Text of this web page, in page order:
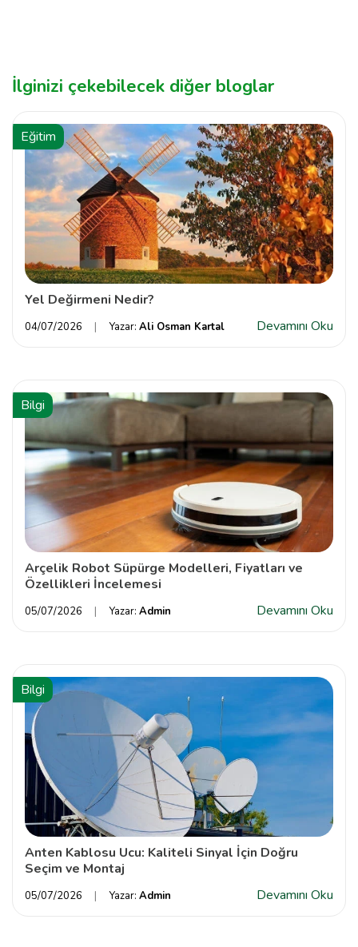
İlginizi çekebilecek diğer bloglar
Eğitim
Yel Değirmeni Nedir?
04/07/2026 Yazar: Ali Osman Kartal Devamını Oku
Bilgi
Arçelik Robot Süpürge Modelleri, Fiyatları ve
Özellikleri İncelemesi
05/07/2026 Yazar: Admin Devamını Oku
Bilgi
Anten Kablosu Ucu: Kaliteli Sinyal İçin Doğru
Seçim ve Montaj
05/07/2026 Yazar: Admin Devamını Oku